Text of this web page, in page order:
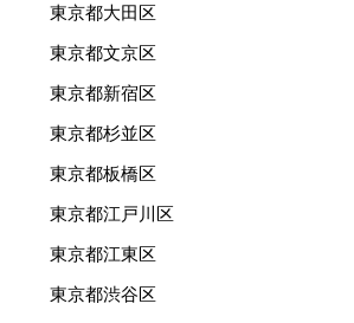
東京都大田区
東京都文京区
東京都新宿区
東京都杉並区
東京都板橋区
東京都江戸川区
東京都江東区
東京都渋谷区